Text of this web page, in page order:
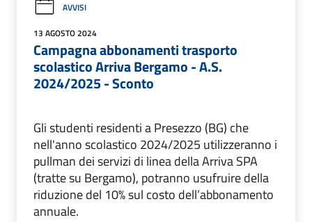
AVVISI
13 AGOSTO 2024
Campagna abbonamenti trasporto
scolastico Arriva Bergamo - A.S.
2024/2025 - Sconto
Gli studenti residenti a Presezzo (BG) che
nell'anno scolastico 2024/2025 utilizzeranno i
pullman dei servizi di linea della Arriva SPA
(tratte su Bergamo), potranno usufruire della
riduzione del 10% sul costo dell’abbonamento
annuale.